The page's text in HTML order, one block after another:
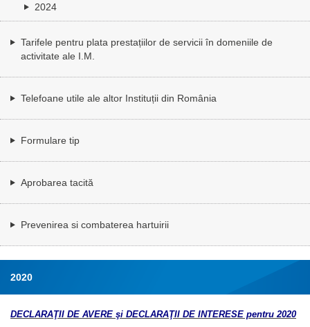
2024
Tarifele pentru plata prestațiilor de servicii în domeniile de
activitate ale I.M.
Telefoane utile ale altor Instituții din România
Formulare tip
Aprobarea tacită
Prevenirea si combaterea hartuirii
2020
DECLARAŢII DE AVERE şi DECLARAŢII DE INTERESE pentru 2020